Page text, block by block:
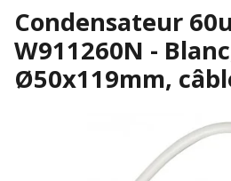
Condensateur
W911260N -
Ø50x119mm,